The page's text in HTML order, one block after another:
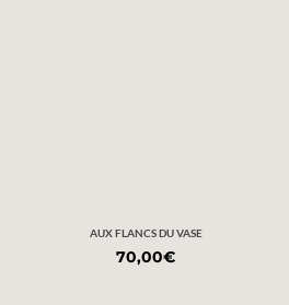
AUX FLANCS DU VASE
70,00€